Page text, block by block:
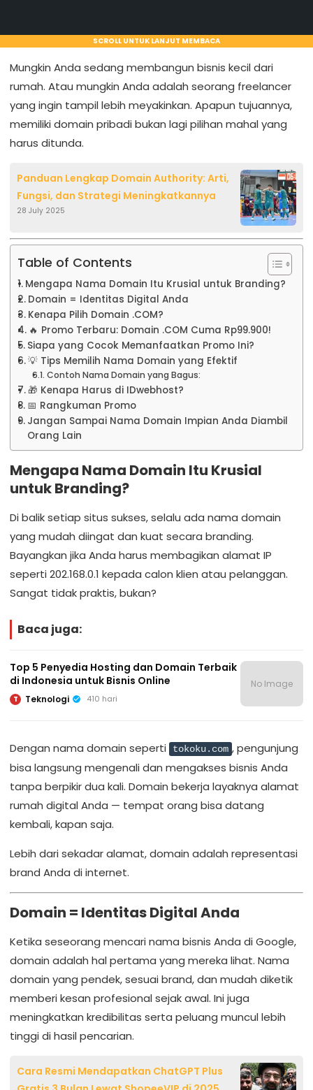
SCROLL UNTUK LANJUT MEMBACA
Mungkin Anda sedang membangun bisnis kecil dari
rumah. Atau mungkin Anda adalah seorang freelancer
yang ingin tampil lebih meyakinkan. Apapun tujuannya,
memiliki domain pribadi bukan lagi pilihan mahal yang
harus ditunda.
Panduan Lengkap Domain Authority: Arti,
Fungsi, dan Strategi Meningkatkannya
28 July 2025
Table of Contents
Mengapa Nama Domain Itu Krusial untuk Branding?
Domain = Identitas Digital Anda
Kenapa Pilih Domain .COM?
🔥 Promo Terbaru: Domain .COM Cuma Rp99.900!
Siapa yang Cocok Memanfaatkan Promo Ini?
💡 Tips Memilih Nama Domain yang Efektif
Contoh Nama Domain yang Bagus:
🎁 Kenapa Harus di IDwebhost?
📅 Rangkuman Promo
Jangan Sampai Nama Domain Impian Anda Diambil
Orang Lain
Mengapa Nama Domain Itu Krusial
untuk Branding?
Di balik setiap situs sukses, selalu ada nama domain
yang mudah diingat dan kuat secara branding.
Bayangkan jika Anda harus membagikan alamat IP
seperti 202.168.0.1 kepada calon klien atau pelanggan.
Sangat tidak praktis, bukan?
Baca juga:
Top 5 Penyedia Hosting dan Domain Terbaik
di Indonesia untuk Bisnis Online
T Teknologi 410 hari
No Image
Dengan nama domain seperti tokoku.com , pengunjung
bisa langsung mengenali dan mengakses bisnis Anda
tanpa berpikir dua kali. Domain bekerja layaknya alamat
rumah digital Anda — tempat orang bisa datang
kembali, kapan saja.
Lebih dari sekadar alamat, domain adalah representasi
brand Anda di internet.
Domain = Identitas Digital Anda
Ketika seseorang mencari nama bisnis Anda di Google,
domain adalah hal pertama yang mereka lihat. Nama
domain yang pendek, sesuai brand, dan mudah diketik
memberi kesan profesional sejak awal. Ini juga
meningkatkan kredibilitas serta peluang muncul lebih
tinggi di hasil pencarian.
Cara Resmi Mendapatkan ChatGPT Plus